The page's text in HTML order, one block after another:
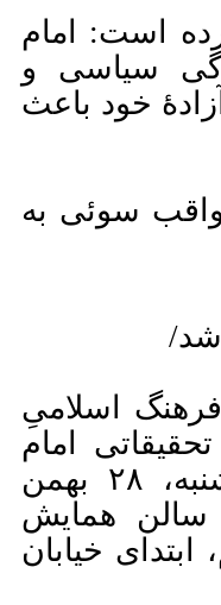
است: امام
سیاسی و
خود باعث
سوئی به
شد/
اسلامیِ
امام
موسی صدر، برگزار می‌شود، امرروز چهارشنبه، ۲۸ بهمن
ظهر در سالن همایش
خیابان